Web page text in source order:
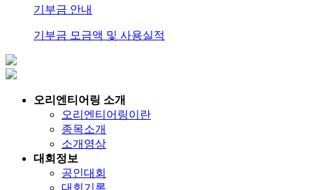
기부금 안내
기부금 모금액 및 사용실적
오리엔티어링 소개
오리엔티어링이란
종목소개
소개영상
대회정보
공인대회
대회기록